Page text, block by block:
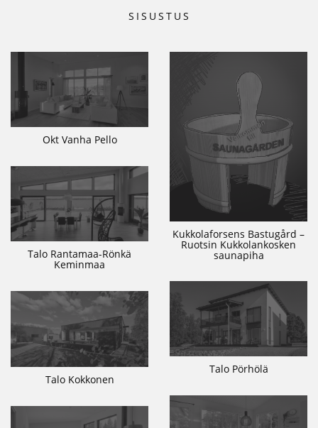
SISUSTUS
Okt Vanha Pello
Kukkolaforsens Bastugård –
Ruotsin Kukkolankosken
saunapiha
Talo Rantamaa-Rönkä
Keminmaa
Talo Pörhölä
Talo Kokkonen